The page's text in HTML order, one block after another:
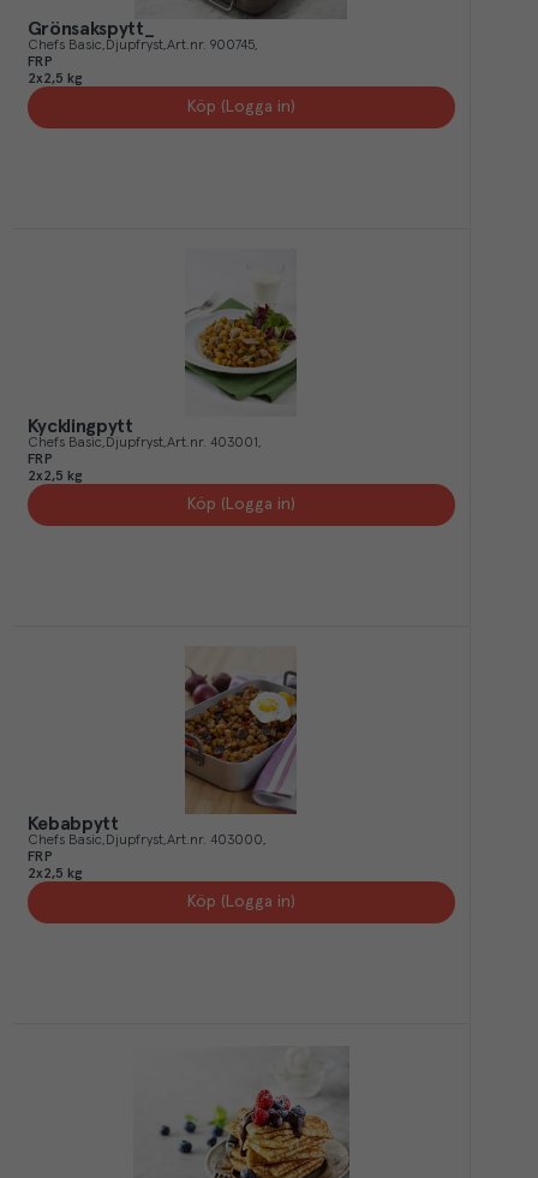
Grönsakspytt_
Chefs Basic Djupfryst Art.nr. 900745
FRP
2x2,5 kg
Köp (Logga in)
Kycklingpytt
Chefs Basic Djupfryst Art.nr. 403001
FRP
2x2,5 kg
Köp (Logga in)
Kebabpytt
Chefs Basic Djupfryst Art.nr. 403000
FRP
2x2,5 kg
Köp (Logga in)